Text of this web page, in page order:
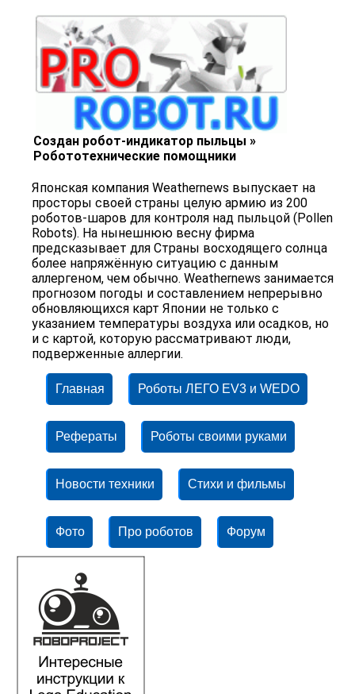
Создан робот-индикатор пыльцы »
Робототехнические помощники
Японская компания Weathernews выпускает на
просторы своей страны целую армию из 200
роботов-шаров для контроля над пыльцой (Pollen
Robots). На нынешнюю весну фирма
предсказывает для Страны восходящего солнца
более напряжённую ситуацию с данным
аллергеном, чем обычно. Weathernews занимается
прогнозом погоды и составлением непрерывно
обновляющихся карт Японии не только с
указанием температуры воздуха или осадков, но
и с картой, которую рассматривают люди,
подверженные аллергии.
Главная Роботы ЛЕГО EV3 и WEDO
Рефераты Роботы своими руками
Новости техники Стихи и фильмы
Фото Про роботов Форум